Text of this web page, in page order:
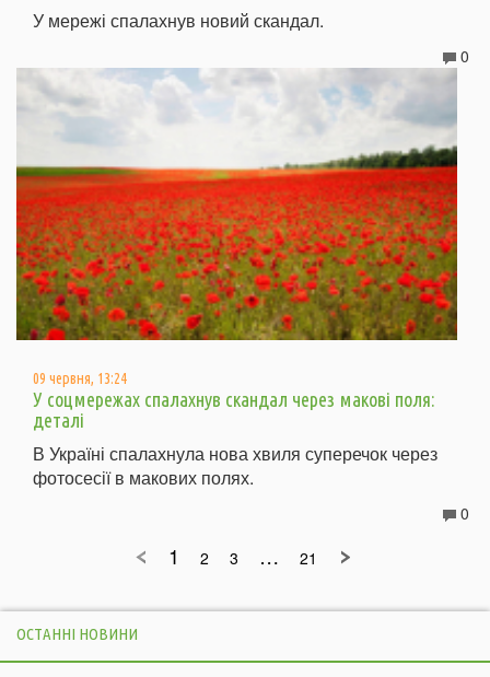
У мережі спалахнув новий скандал.
0
09 червня, 13:24
У соцмережах спалахнув скандал через макові поля:
деталі
В Україні спалахнула нова хвиля суперечок через
фотосесії в макових полях.
0
1 2 3 … 21
ОСТАННІ НОВИНИ